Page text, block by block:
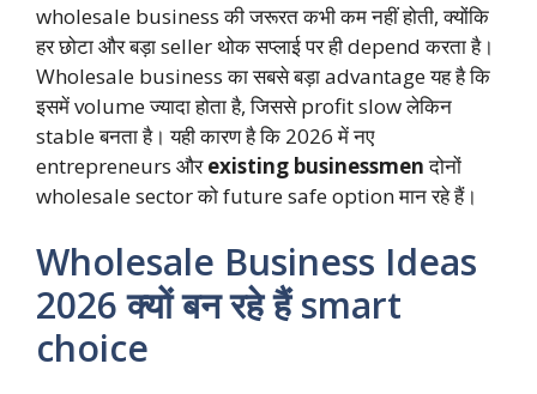
wholesale business की जरूरत कभी कम नहीं होती, क्योंकि
हर छोटा और बड़ा seller थोक सप्लाई पर ही depend करता है।
Wholesale business का सबसे बड़ा advantage यह है कि
इसमें volume ज्यादा होता है, जिससे profit slow लेकिन
stable बनता है। यही कारण है कि 2026 में नए
entrepreneurs औरexisting businessmenदोनों
wholesale sector को future safe option मान रहे हैं।
Wholesale Business Ideas
2026 क्यों बन रहे हैं smart
choice